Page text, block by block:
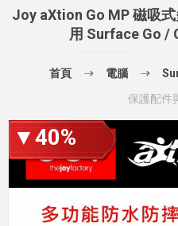
Joy aXtion Go MP 磁吸
用 Surface Go /
首頁 電腦
保護配件
▼40%